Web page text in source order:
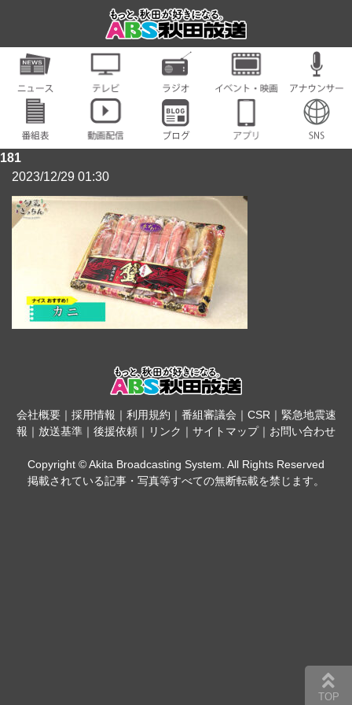
181
2023/12/29 01:30
会社概要｜ 採用情報 ｜ 利用規約 ｜ 番組審議会 ｜ CSR｜ 緊急地震速
報 ｜ 放送基準 ｜ 後援依頼 ｜ リンク ｜ サイトマップ｜ お問い合わせ
Copyright © Akita Broadcasting System. All Rights Reserved
掲載されている記事・写真等すべての無断転載を禁じます。